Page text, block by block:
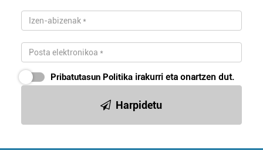
Pribatutasun Politika irakurri eta onartzen dut.
Harpidetu